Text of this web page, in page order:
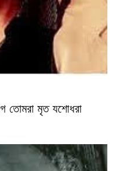
তোমরা মৃত যশোধরা